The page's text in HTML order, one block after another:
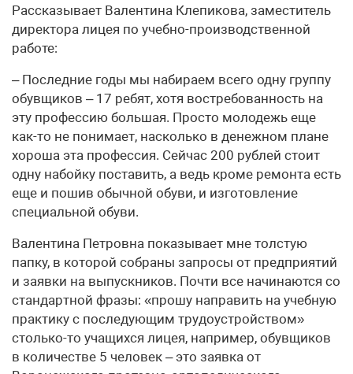
Рассказывает Валентина Клепикова, заместитель
директора лицея по учебно-производственной
работе:
– Последние годы мы набираем всего одну группу
обувщиков – 17 ребят, хотя востребованность на
эту профессию большая. Просто молодежь еще
как-то не понимает, насколько в денежном плане
хороша эта профессия. Сейчас 200 рублей стоит
одну набойку поставить, а ведь кроме ремонта есть
еще и пошив обычной обуви, и изготовление
специальной обуви.
Валентина Петровна показывает мне толстую
папку, в которой собраны запросы от предприятий
и заявки на выпускников. Почти все начинаются со
стандартной фразы: «прошу направить на учебную
практику с последующим трудоустройством»
столько-то учащихся лицея, например, обувщиков
в количестве 5 человек – это заявка от